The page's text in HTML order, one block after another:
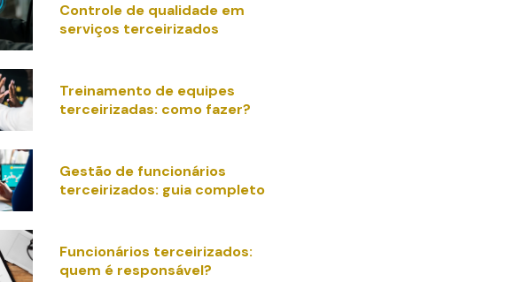
Controle de qualidade em
serviços terceirizados
Treinamento de equipes
terceirizadas: como fazer?
Gestão de funcionários
terceirizados: guia completo
Funcionários terceirizados:
quem é responsável?